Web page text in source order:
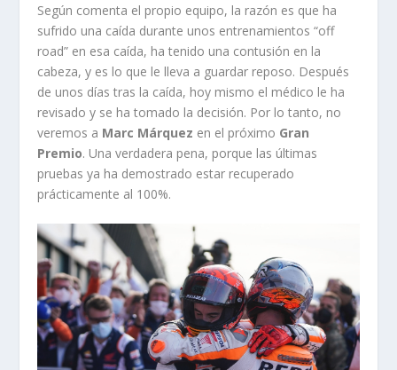
Según comenta el propio equipo, la razón es que ha
sufrido una caída durante unos entrenamientos “off
road” en esa caída, ha tenido una contusión en la
cabeza, y es lo que le lleva a guardar reposo. Después
de unos días tras la caída, hoy mismo el médico le ha
revisado y se ha tomado la decisión. Por lo tanto, no
veremos a Marc Márquez en el próximo Gran
Premio. Una verdadera pena, porque las últimas
pruebas ya ha demostrado estar recuperado
prácticamente al 100%.